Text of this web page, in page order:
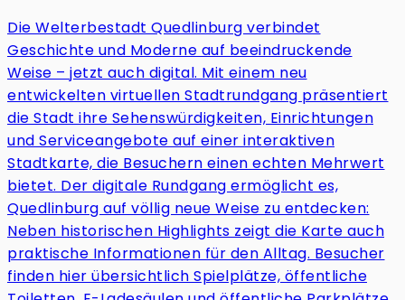
Die Welterbestadt Quedlinburg verbindet
Geschichte und Moderne auf beeindruckende
Weise – jetzt auch digital. Mit einem neu
entwickelten virtuellen Stadtrundgang präsentiert
die Stadt ihre Sehenswürdigkeiten, Einrichtungen
und Serviceangebote auf einer interaktiven
Stadtkarte, die Besuchern einen echten Mehrwert
bietet. Der digitale Rundgang ermöglicht es,
Quedlinburg auf völlig neue Weise zu entdecken:
Neben historischen Highlights zeigt die Karte auch
praktische Informationen für den Alltag. Besucher
finden hier übersichtlich Spielplätze, öffentliche